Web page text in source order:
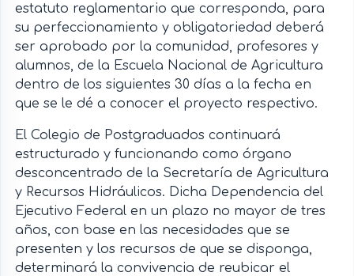
estatuto reglamentario que corresponda, para
su perfeccionamiento y obligatoriedad deberá
ser aprobado por la comunidad, profesores y
alumnos, de la Escuela Nacional de Agricultura
dentro de los siguientes 30 días a la fecha en
que se le dé a conocer el proyecto respectivo.
El Colegio de Postgraduados continuará
estructurado y funcionando como órgano
desconcentrado de la Secretaría de Agricultura
y Recursos Hidráulicos. Dicha Dependencia del
Ejecutivo Federal en un plazo no mayor de tres
años, con base en las necesidades que se
presenten y los recursos de que se disponga,
determinará la convivencia de reubicar el